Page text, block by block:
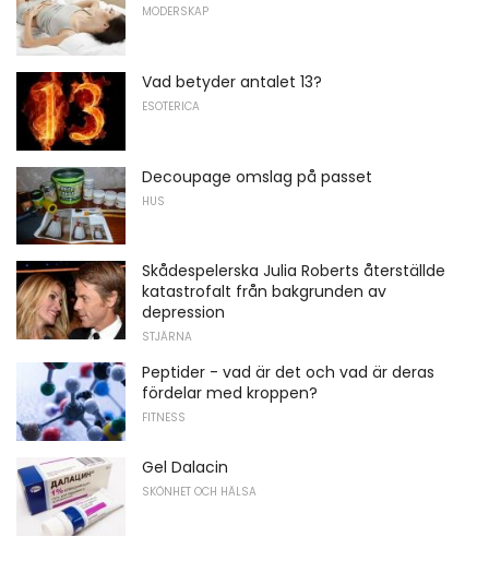
MODERSKAP
Vad betyder antalet 13?
ESOTERICA
Decoupage omslag på passet
HUS
Skådespelerska Julia Roberts återställde
katastrofalt från bakgrunden av
depression
STJÄRNA
Peptider - vad är det och vad är deras
fördelar med kroppen?
FITNESS
Gel Dalacin
SKÖNHET OCH HÄLSA